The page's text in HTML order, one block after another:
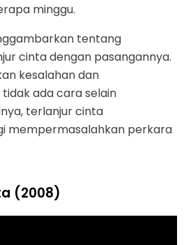
minggu.
tentang
cinta dengan pasangannya.
kesalahan dan
ada cara selain
terlanjur cinta
mempermasalahkan perkara
(2008)